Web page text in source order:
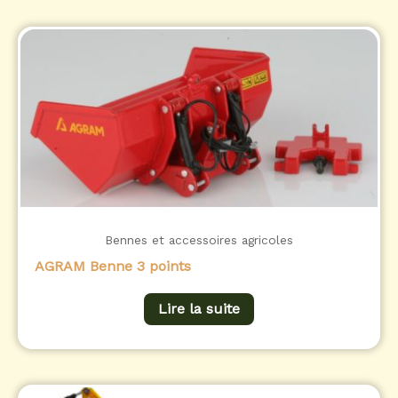
Bennes et accessoires agricoles
AGRAM Benne 3 points
Lire la suite